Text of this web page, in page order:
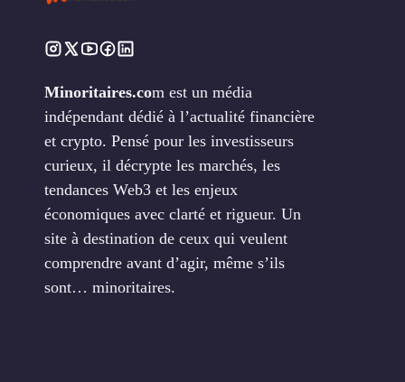
Minoritaires.com est un média
indépendant dédié à l’actualité financière
et crypto. Pensé pour les investisseurs
curieux, il décrypte les marchés, les
tendances Web3 et les enjeux
économiques avec clarté et rigueur. Un
site à destination de ceux qui veulent
comprendre avant d’agir, même s’ils
sont… minoritaires.